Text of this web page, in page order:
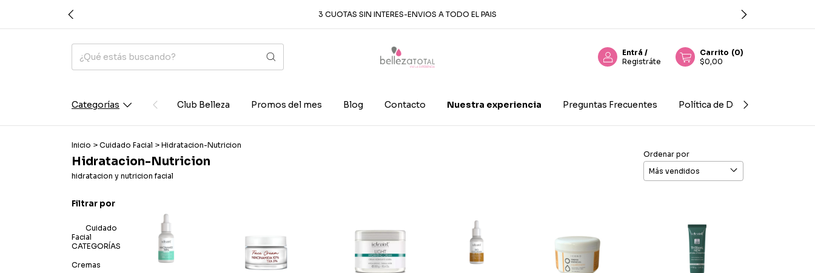
3 CUOTAS SIN INTERES-ENVIOS A TODO EL PAIS
Entrá /
Registráte
Carrito (0)
$0,00
Categorías Club Belleza Promos del mes Blog Contacto Nuestra experiencia Preguntas Frecuentes Política de Devolución
Inicio > Cuidado Facial > Hidratacion-Nutricion
Hidratacion-Nutricion
hidratacion y nutricion facial
Ordenar por
Filtrar por
Cuidado
Facial
CATEGORÍAS
Cremas